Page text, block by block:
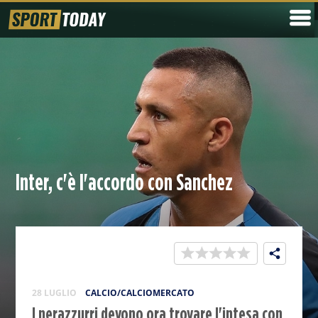
Inter, c'è l'accordo con Sanchez
28 LUGLIO CALCIO/CALCIOMERCATO
I nerazzurri devono ora trovare l'intesa con